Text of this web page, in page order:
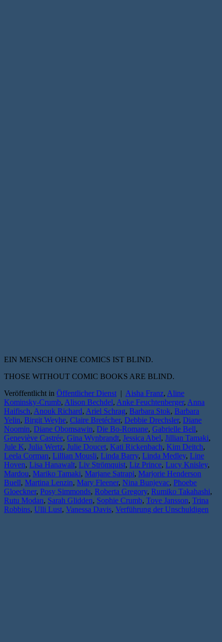
EIN MENSCH OHNE COMICS IST BLIND.
THOSE WITHOUT COMIC BOOKS ARE BLIND.
Veröffentlicht in Öffentlicher Dienst | Aisha Franz, Aline
Kominsky-Crumb, Alison Bechdel, Anke Feuchtenberger, Anna
Haifisch, Anouk Richard, Ariel Schrag, Barbara Stok, Barbara
Yelin, Birgit Weyhe, Claire Bretécher, Debbie Drechsler, Diane
Noomin, Diane Obomsawin, Die Bo-Romane, Gabrielle Bell,
Geneviève Castrée, Gina Wynbrandt, Jessica Abel, Jillian Tamaki,
Jule K, Julia Wertz, Julie Doucet, Kati Rickenbach, Kim Deitch,
Leela Corman, Lillian Mousli, Linda Barry, Linda Medley, Line
Hoven, Lisa Hanawalt, Liv Strömquist, Liz Prince, Lucy Knisley,
Mardou, Mariko Tamaki, Marjane Satrapi, Marjorie Henderson
Buell, Martina Lenzin, Mary Fleener, Nina Bunjevac, Phoebe
Gloeckner, Posy Simmonds, Roberta Gregory, Rumiko Takahashi,
Rutu Modan, Sarah Glidden, Sophie Crumb, Tove Jansson, Trina
Robbins, Ulli Lust, Vanessa Davis, Verführung der Unschuldigen